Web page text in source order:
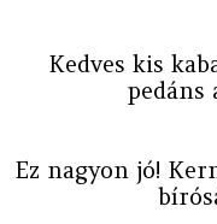
Kedves kis
pedáns
Ez nagyon jó!